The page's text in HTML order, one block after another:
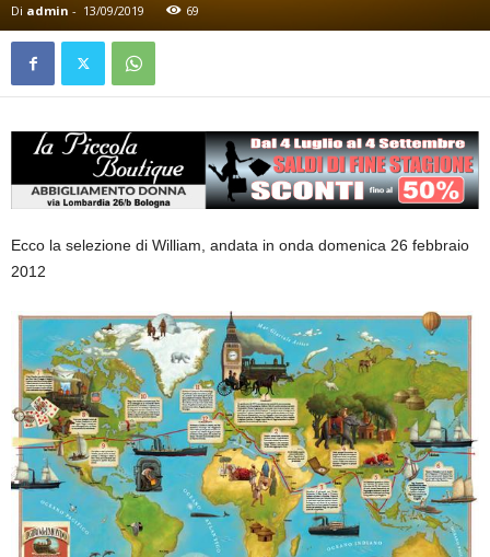
Di admin - 13/09/2019 69
Ecco la selezione di William, andata in onda domenica 26 febbraio
2012